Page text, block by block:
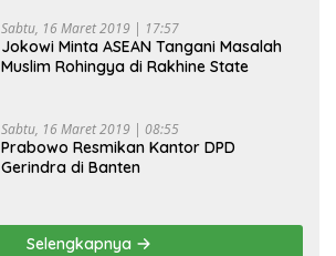
Sabtu, 16 Maret 2019 | 17:57
Jokowi Minta ASEAN Tangani Masalah
Muslim Rohingya di Rakhine State
Sabtu, 16 Maret 2019 | 08:55
Prabowo Resmikan Kantor DPD
Gerindra di Banten
Selengkapnya